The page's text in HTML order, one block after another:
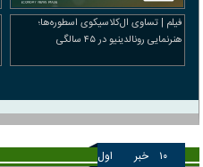
فیلم | تساوی ال‌کلاسیکوی اسطوره‌ها؛
هنرنمایی رونالدینیو در ۴۵ سالگی
۱۰ خبر اول